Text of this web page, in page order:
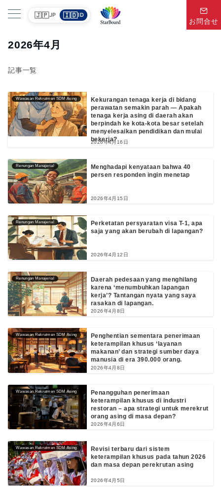
お問合せ
2026年4月
記事一覧
Wawasan Rekrutmen SDM Asing
Kekurangan tenaga kerja di bidang
perawatan semakin parah — Apakah
tenaga kerja asing di daerah akan
berpindah ke kota-kota besar setelah
menyelesaikan pendidikan dan mulai
bekerja?
2026年4月16日
Renungan Manajerial
Menghadapi kenyataan bahwa 40
persen responden ingin menetap
2026年4月15日
Renungan Manajerial
Perketatan persyaratan visa T-1, apa
saja yang akan berubah di lapangan?
2026年4月12日
Renungan Manajerial
Daerah pedesaan yang menghilang
karena ‘menumbuhkan lapangan
kerja’? Tantangan nyata yang saya
rasakan di lapangan.
2026年4月8日
Wawasan Rekrutmen SDM Asing
Penghentian sementara penerimaan
keterampilan khusus ‘layanan
makanan’ dan strategi sumber daya
manusia di era 390.000 orang.
2026年4月8日
Wawasan Rekrutmen SDM Asing
Penangguhan penerimaan
keterampilan khusus di industri
restoran – apa strategi untuk merekrut
orang asing di masa depan?
2026年4月6日
Wawasan Rekrutmen SDM Asing
Revisi terbaru dari sistem
keterampilan khusus pada tahun 2026
dan masa depan perekrutan asing
2026年4月5日
🇯🇵JP 🇮🇩ID